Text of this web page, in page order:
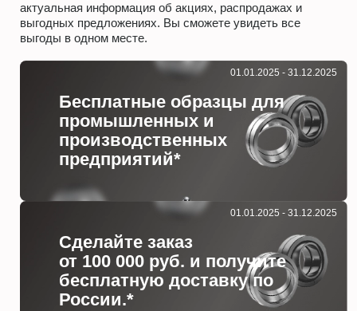
актуальная информация об акциях, распродажах и
выгодных предложениях. Вы сможете увидеть все
выгоды в одном месте.
Бесплатные образцы для
промышленных и
производственных
предприятий*
01.01.2025 - 31.12.2025
Сделайте заказ
от 100 000 руб. и получите
бесплатную доставку по
России.*
01.01.2025 - 31.12.2025